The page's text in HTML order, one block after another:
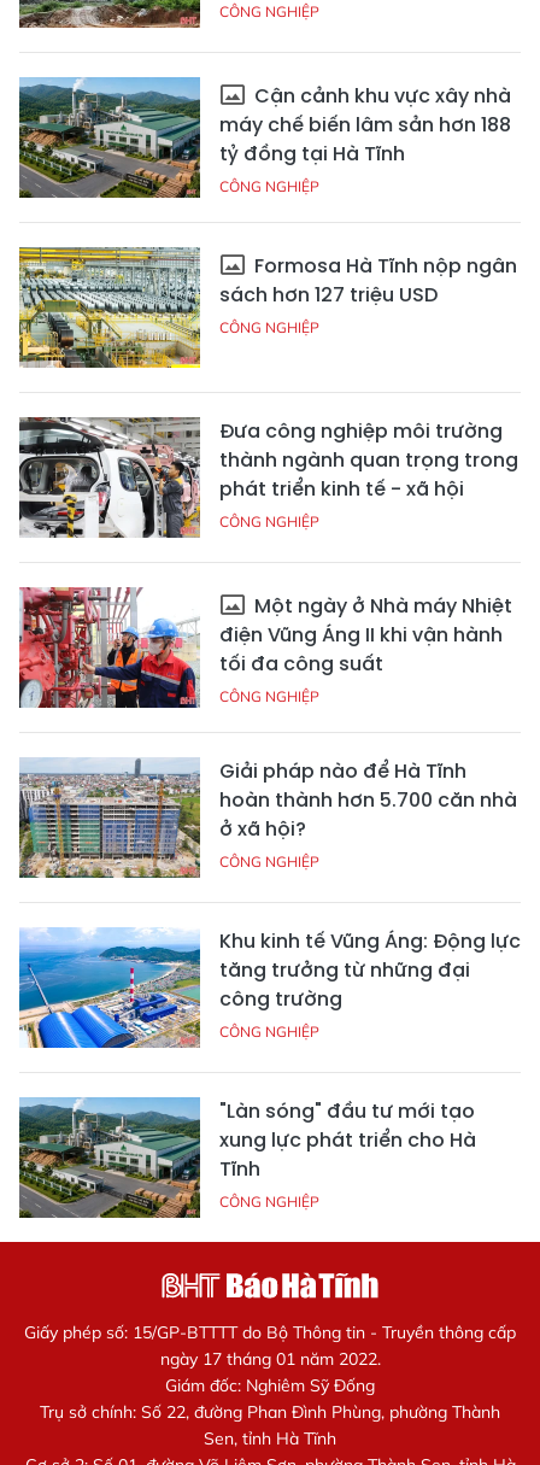
CÔNG NGHIỆP
Cận cảnh khu vực xây nhà
máy chế biến lâm sản hơn 188
tỷ đồng tại Hà Tĩnh
CÔNG NGHIỆP
Formosa Hà Tĩnh nộp ngân
sách hơn 127 triệu USD
CÔNG NGHIỆP
Đưa công nghiệp môi trường
thành ngành quan trọng trong
phát triển kinh tế - xã hội
CÔNG NGHIỆP
Một ngày ở Nhà máy Nhiệt
điện Vũng Áng II khi vận hành
tối đa công suất
CÔNG NGHIỆP
Giải pháp nào để Hà Tĩnh
hoàn thành hơn 5.700 căn nhà
ở xã hội?
CÔNG NGHIỆP
Khu kinh tế Vũng Áng: Động lực
tăng trưởng từ những đại
công trường
CÔNG NGHIỆP
"Làn sóng" đầu tư mới tạo
xung lực phát triển cho Hà
Tĩnh
CÔNG NGHIỆP
Giấy phép số: 15/GP-BTTTT do Bộ Thông tin - Truyền thông cấp
ngày 17 tháng 01 năm 2022.
Giám đốc: Nghiêm Sỹ Đống
Trụ sở chính: Số 22, đường Phan Đình Phùng, phường Thành
Sen, tỉnh Hà Tĩnh